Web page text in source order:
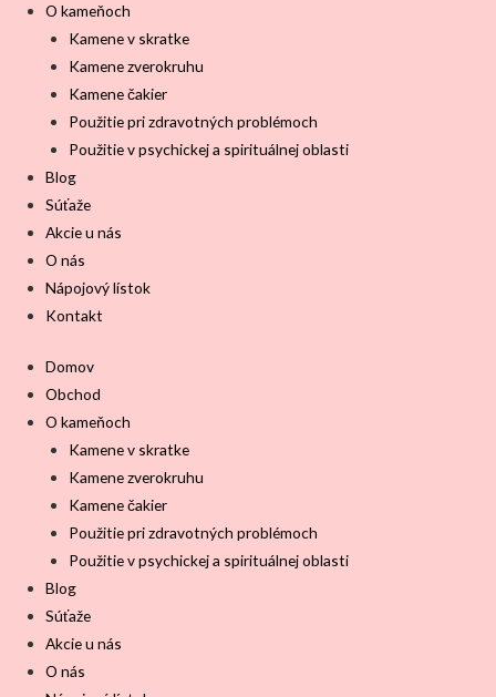
O kameňoch
Kamene v skratke
Kamene zverokruhu
Kamene čakier
Použitie pri zdravotných problémoch
Použitie v psychickej a spirituálnej oblasti
Blog
Súťaže
Akcie u nás
O nás
Nápojový lístok
Kontakt
Domov
Obchod
O kameňoch
Kamene v skratke
Kamene zverokruhu
Kamene čakier
Použitie pri zdravotných problémoch
Použitie v psychickej a spirituálnej oblasti
Blog
Súťaže
Akcie u nás
O nás